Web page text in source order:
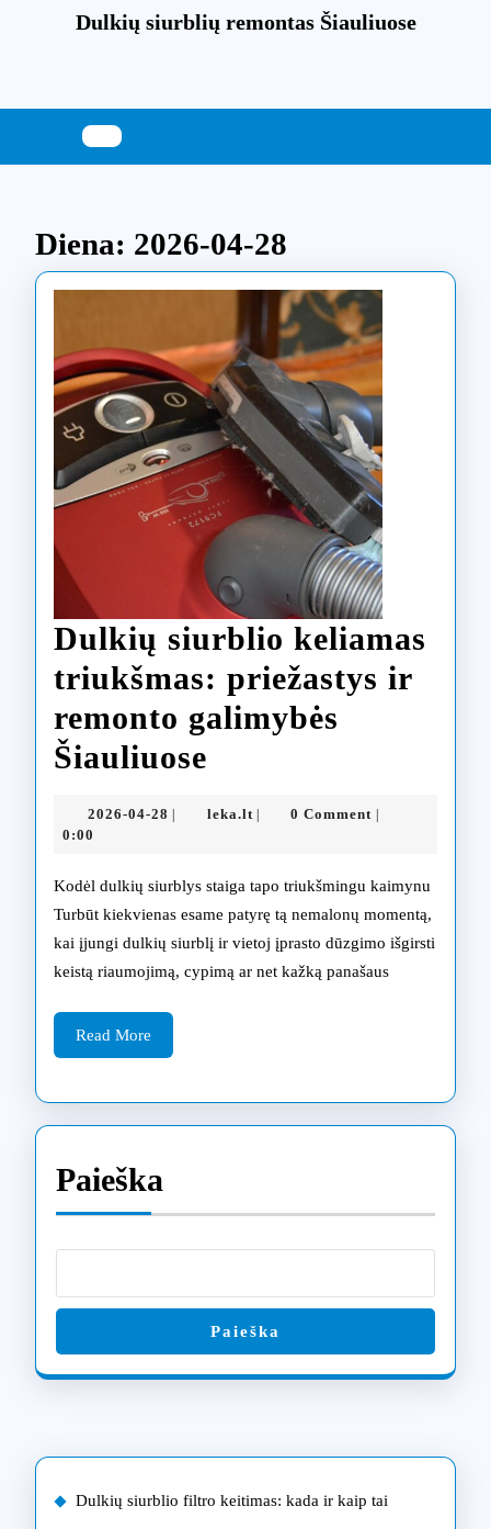
Dulkių siurblių remontas Šiauliuose
Diena: 2026-04-28
Dulkių siurblio keliamas
triukšmas: priežastys ir
remonto galimybės
Šiauliuose
keliamas
triukšmas:
priežastys
ir
remonto
2026-04-28 2026-leka.ltleka.lt0 Comment
0:00
Kodėl dulkių siurblys staiga tapo triukšmingu kaimynu
Turbūt kiekvienas esame patyrę tą nemalonų momentą,
kai įjungi dulkių siurblį ir vietoj įprasto dūzgimo išgirsti
keistą riaumojimą, cypimą ar net kažką panašaus
Read More
More
Paieška
Paieška
Dulkių siurblio filtro keitimas: kada ir kaip tai